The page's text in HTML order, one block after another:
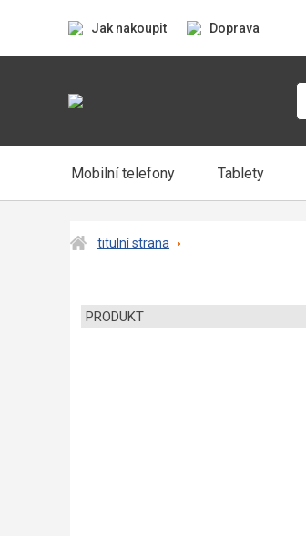
Jak nakoupit Doprava
Mobilní telefony Tablety
titulní strana
PRODUKT